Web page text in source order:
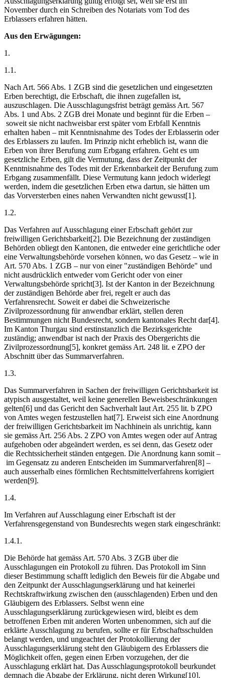
November durch ein Schreiben des Notariats vom Tod des
Erblassers erfahren hätten.
Aus den Erwägungen:
1.
1.1.
Nach Art. 566 Abs. 1 ZGB sind die gesetzlichen und eingesetzten
Erben berechtigt, die Erbschaft, die ihnen zugefallen ist,
auszuschlagen. Die Ausschlagungsfrist beträgt gemäss Art. 567
Abs. 1 und Abs. 2 ZGB drei Monate und beginnt für die Erben –
soweit sie nicht nachweisbar erst später vom Erbfall Kenntnis
erhalten haben – mit Kenntnisnahme des Todes der Erblasserin oder
des Erblassers zu laufen. Im Prinzip nicht erheblich ist, wann die
Erben von ihrer Berufung zum Erbgang erfahren. Geht es um
gesetzliche Erben, gilt die Vermutung, dass der Zeitpunkt der
Kenntnisnahme des Todes mit der Erkennbarkeit der Berufung zum
Erbgang zusammenfällt. Diese Vermutung kann jedoch widerlegt
werden, indem die gesetzlichen Erben etwa dartun, sie hätten um
das Vorversterben eines nahen Verwandten nicht gewusst[1].
1.2.
Das Verfahren auf Ausschlagung einer Erbschaft gehört zur
freiwilligen Gerichtsbarkeit[2]. Die Bezeichnung der zuständigen
Behörden obliegt den Kantonen, die entweder eine gerichtliche oder
eine Verwaltungsbehörde vorsehen können, wo das Gesetz – wie in
Art. 570 Abs. 1 ZGB – nur von einer "zuständigen Behörde" und
nicht ausdrücklich entweder vom Gericht oder von einer
Verwaltungsbehörde spricht[3]. Ist der Kanton in der Bezeichnung
der zuständigen Behörde aber frei, regelt er auch das
Verfahrensrecht. Soweit er dabei die Schweizerische
Zivilprozessordnung für anwendbar erklärt, stellen deren
Bestimmungen nicht Bundesrecht, sondern kantonales Recht dar[4].
Im Kanton Thurgau sind erstinstanzlich die Bezirksgerichte
zuständig; anwendbar ist nach der Praxis des Obergerichts die
Zivilprozessordnung[5], konkret gemäss Art. 248 lit. e ZPO der
Abschnitt über das Summarverfahren.
1.3.
Das Summarverfahren in Sachen der freiwilligen Gerichtsbarkeit ist
atypisch ausgestaltet, weil keine generellen Beweisbeschränkungen
gelten[6] und das Gericht den Sachverhalt laut Art. 255 lit. b ZPO
von Amtes wegen festzustellen hat[7]. Erweist sich eine Anordnung
der freiwilligen Gerichtsbarkeit im Nachhinein als unrichtig, kann
sie gemäss Art. 256 Abs. 2 ZPO von Amtes wegen oder auf Antrag
aufgehoben oder abgeändert werden, es sei denn, das Gesetz oder
die Rechtssicherheit ständen entgegen. Die Anordnung kann somit –
im Gegensatz zu anderen Entscheiden im Summarverfahren[8] –
auch ausserhalb eines förmlichen Rechtsmittelverfahrens korrigiert
werden[9].
1.4.
Im Verfahren auf Ausschlagung einer Erbschaft ist der
Verfahrensgegenstand von Bundesrechts wegen stark eingeschränkt:
1.4.1.
Die Behörde hat gemäss Art. 570 Abs. 3 ZGB über die
Ausschlagungen ein Protokoll zu führen. Das Protokoll im Sinn
dieser Bestimmung schafft lediglich den Beweis für die Abgabe und
den Zeitpunkt der Ausschlagungserklärung und hat keinerlei
Rechtskraftwirkung zwischen den (ausschlagenden) Erben und den
Gläubigern des Erblassers. Selbst wenn eine
Ausschlagungserklärung zurückgewiesen wird, bleibt es dem
betroffenen Erben mit anderen Worten unbenommen, sich auf die
erklärte Ausschlagung zu berufen, sollte er für Erbschaftsschulden
belangt werden, und ungeachtet der Protokollierung der
Ausschlagungserklärung steht den Gläubigern des Erblassers die
Möglichkeit offen, gegen einen Erben vorzugehen, der die
Ausschlagung erklärt hat. Das Ausschlagungsprotokoll beurkundet
demnach die Abgabe der Erklärung, nicht deren Wirkung[10].